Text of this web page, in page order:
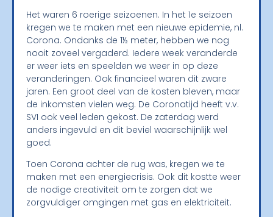
Het waren 6 roerige seizoenen. In het 1e seizoen
kregen we te maken met een nieuwe epidemie, nl.
Corona. Ondanks de 1½ meter, hebben we nog
nooit zoveel vergaderd. Iedere week veranderde
er weer iets en speelden we weer in op deze
veranderingen. Ook financieel waren dit zware
jaren. Een groot deel van de kosten bleven, maar
de inkomsten vielen weg. De Coronatijd heeft v.v.
SVI ook veel leden gekost. De zaterdag werd
anders ingevuld en dit beviel waarschijnlijk wel
goed.
Toen Corona achter de rug was, kregen we te
maken met een energiecrisis. Ook dit kostte weer
de nodige creativiteit om te zorgen dat we
zorgvuldiger omgingen met gas en elektriciteit.